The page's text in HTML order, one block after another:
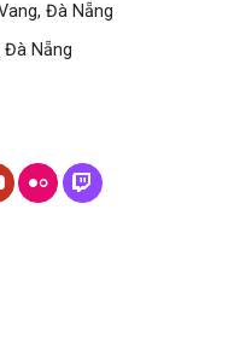
Đà Nẵng
Đà Nẵng